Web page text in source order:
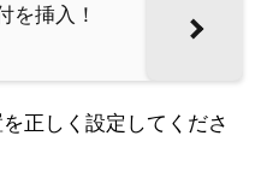
を挿入！
正しく設定してくださ